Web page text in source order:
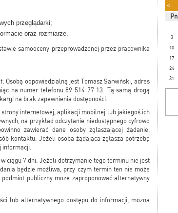
przeglądarki;
oraz rozmiarze.
samooceny przeprowadzonej przez pracownika
odpowiedzialną jest Tomasz Sarwiński, adres
na numer telefonu 89 514 77 13. Tą samą drogą
na brak zapewnienia dostępności.
internetowej, aplikacji mobilnej lub jakiegoś ich
na przykład odczytanie niedostępnego cyfrowo
zawierać dane osoby zgłaszającej żądanie,
kontaktu. Jeżeli osoba żądająca zgłasza potrzebę
informacji.
ciągu 7 dni. Jeżeli dotrzymanie tego terminu nie jest
będzie możliwa, przy czym termin ten nie może
publiczny może zaproponować alternatywny
lub alternatywnego dostępu do informacji, można
«
Pn
3
10
17
24
31